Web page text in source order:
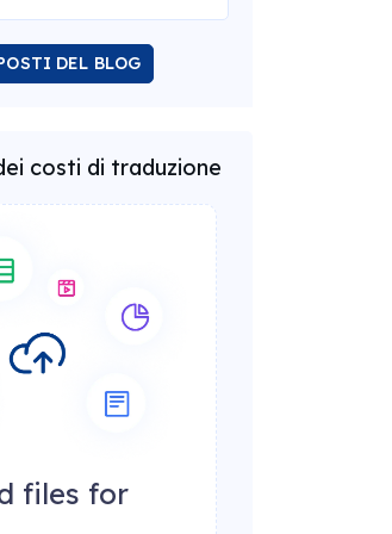
DEL BLOG
costi di traduzione
files for